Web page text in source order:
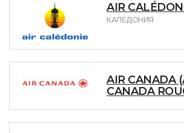
AIR
КАЛЕДОНИЯ
AIR CANADA
CANADA